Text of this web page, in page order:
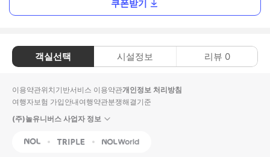
쿠폰받기
객실선택 시설정보 리뷰 0
이용약관위치기반서비스 이용약관개인정보 처리방침
여행자보험 가입안내여행약관분쟁해결기준
(주)놀유니버스 사업자 정보
NOL Triple Interpark Global